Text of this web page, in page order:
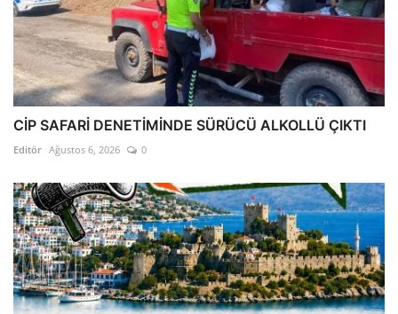
CİP SAFARİ DENETİMİNDE SÜRÜCÜ ALKOLLÜ ÇIKTI
Editör Ağustos 6, 2026 0